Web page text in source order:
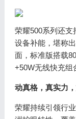
荣耀500系列还支
设备补能，堪称
面，标准版搭载
+50W无线快充组
动真格，真实力
荣耀持续引领行